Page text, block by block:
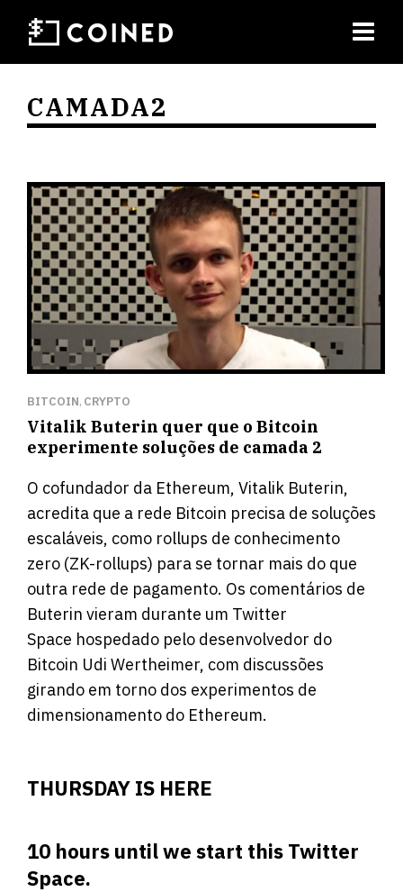
CAMADA2
BITCOIN, CRYPTO
Vitalik Buterin quer que o Bitcoin
experimente soluções de camada 2
O cofundador da Ethereum, Vitalik Buterin,
acredita que a rede Bitcoin precisa de soluções
escaláveis, como rollups de conhecimento
zero (ZK-rollups) para se tornar mais do que
outra rede de pagamento. Os comentários de
Buterin vieram durante um Twitter
Space hospedado pelo desenvolvedor do
Bitcoin Udi Wertheimer, com discussões
girando em torno dos experimentos de
dimensionamento do Ethereum.
THURSDAY IS HERE
10 hours until we start this Twitter
Space.